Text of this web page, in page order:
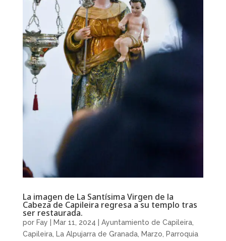
La imagen de La Santísima Virgen de la
Cabeza de Capileira regresa a su templo tras
ser restaurada.
por Fay Mar 11, 2024 Ayuntamiento de Capileira,
Capileira, La Alpujarra de Granada, Marzo, Parroquia